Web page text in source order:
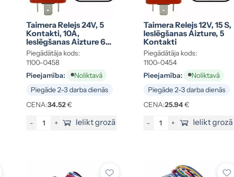
Taimera Relejs 24V, 5
Kontakti, 10A,
Ieslēgšanas Aizture 60
Sek.
Piegādātāja kods:
1100-0458
Pieejamība:
Noliktavā
Piegāde 2-3 darba dienās
CENA:34.52€
- + Ielikt grozā
Taimera Relejs 12V, 15 S,
Ieslēgšanas Aizture, 5
Kontakti
Piegādātāja kods:
1100-0454
Pieejamība:
Noliktavā
Piegāde 2-3 darba dienās
CENA:25.94€
- + Ielikt grozā